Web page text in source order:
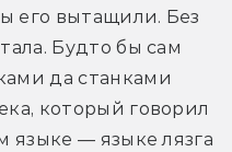
его вытащили. Без
Будто бы сам
да станками
который говорил
языке — языке лязга